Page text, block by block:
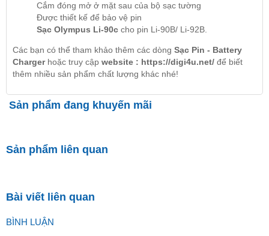
Cắm đóng mở ở mặt sau của bộ sạc tường
Được thiết kế để bảo vệ pin
Sạc Olympus Li-90c cho pin Li-90B/ Li-92B.
Các bạn có thể tham khảo thêm các dòng Sạc Pin - Battery
Chargerhoặc truy cập website : https://digi4u.net/ để biết
thêm nhiều sản phẩm chất lượng khác nhé!
Sản phẩm đang khuyến mãi
Sản phẩm liên quan
Bài viết liên quan
BÌNH LUẬN